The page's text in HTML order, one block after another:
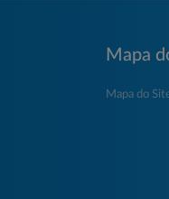
Mapa
Mapa do